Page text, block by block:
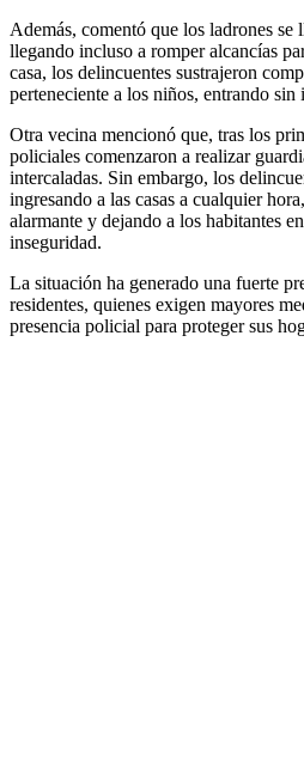
Además, comentó que los ladrones se
llegando incluso a romper alcancías
casa, los delincuentes sustrajeron
perteneciente a los niños, entrando
Otra vecina mencionó que, tras los
policiales comenzaron a realizar
intercaladas. Sin embargo, los
ingresando a las casas a cualquier
alarmante y dejando a los habitantes
inseguridad.
La situación ha generado una fuerte
residentes, quienes exigen mayores
presencia policial para proteger sus